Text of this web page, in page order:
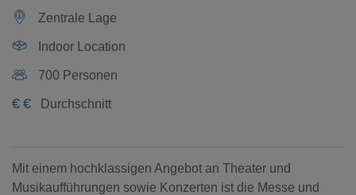
Zentrale Lage
Indoor Location
700 Personen
€ € Durchschnitt
Mit einem hochklassigen Angebot an Theater­ und
Musikaufführungen sowie Konzerten ist die Messe und